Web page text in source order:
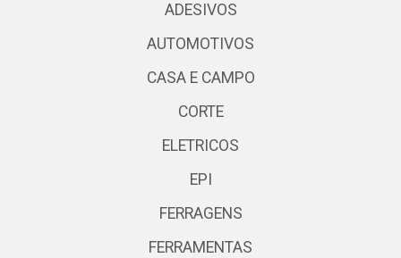
ADESIVOS
AUTOMOTIVOS
CASA E CAMPO
CORTE
ELETRICOS
EPI
FERRAGENS
FERRAMENTAS